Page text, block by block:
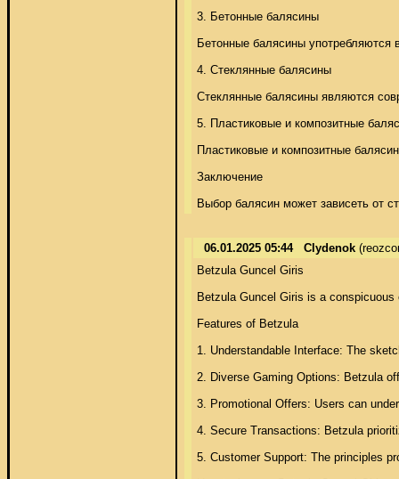
3. Бетонные балясины
Бетонные балясины употребляются
4. Стеклянные балясины
Стеклянные балясины являются
5. Пластиковые и композитные
Пластиковые и композитные
Заключение
Выбор балясин может зависеть от
06.01.2025 05:44 Clydenok
Betzula Guncel Giris
Betzula Guncel Giris is a
Features of Betzula
1. Understandable Interface: The
2. Diverse Gaming Options: Betzula
3. Promotional Offers: Users can
4. Secure Transactions: Betzula
5. Customer Support: The principles